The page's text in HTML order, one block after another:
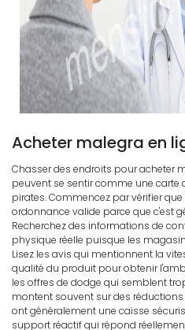
Acheter malegra en
Chasser des endroits pour acheter
peuvent se sentir comme une carte
pirates. Commencez par vérifier
ordonnance valide parce que c'est
Recherchez des informations de
physique réelle puisque les
Lisez les avis qui mentionnent la
qualité du produit pour obtenir
les offres de dodge qui semblent
montent souvent sur des
ont généralement une caisse
support réactif qui répond